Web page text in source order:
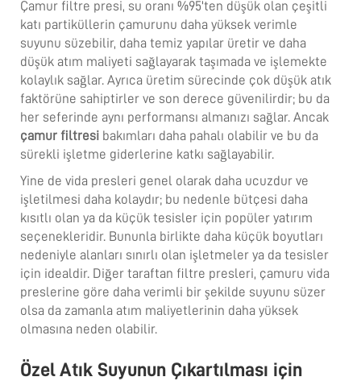
Çamur filtre presi, su oranı %95'ten düşük olan çeşitli
katı partiküllerin çamurunu daha yüksek verimle
suyunu süzebilir, daha temiz yapılar üretir ve daha
düşük atım maliyeti sağlayarak taşımada ve işlemekte
kolaylık sağlar. Ayrıca üretim sürecinde çok düşük atık
faktörüne sahiptirler ve son derece güvenilirdir; bu da
her seferinde aynı performansı almanızı sağlar. Ancak
çamur filtresi bakımları daha pahalı olabilir ve bu da
sürekli işletme giderlerine katkı sağlayabilir.
Yine de vida presleri genel olarak daha ucuzdur ve
işletilmesi daha kolaydır; bu nedenle bütçesi daha
kısıtlı olan ya da küçük tesisler için popüler yatırım
seçenekleridir. Bununla birlikte daha küçük boyutları
nedeniyle alanları sınırlı olan işletmeler ya da tesisler
için idealdir. Diğer taraftan filtre presleri, çamuru vida
preslerine göre daha verimli bir şekilde suyunu süzer
olsa da zamanla atım maliyetlerinin daha yüksek
olmasına neden olabilir.
Özel Atık Suyunun Çıkartılması için